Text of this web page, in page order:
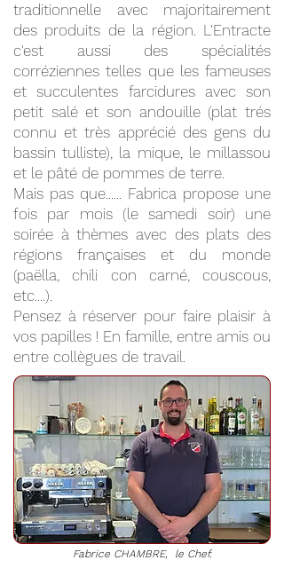
traditionnelle avec majoritairement
des produits de la région. L'Entracte
c'est aussi des spécialités
corréziennes telles que les fameuses
et succulentes farcidures avec son
petit salé et son andouille (plat trés
connu et très apprécié des gens du
bassin tulliste), la mique, le millassou
et le pâté de pommes de terre.
Mais pas que...... Fabrica propose une
fois par mois (le samedi soir) une
soirée à thèmes avec des plats des
régions françaises et du monde
(paëlla, chili con carné, couscous,
etc....).
Pensez à réserver pour faire plaisir à
vos papilles ! En famille, entre amis ou
entre collègues de travail.
Fabrice CHAMBRE, le Chef.